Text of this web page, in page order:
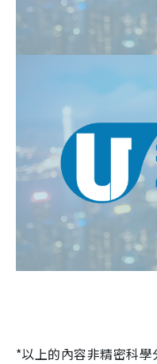
*以上的內容非精密科學